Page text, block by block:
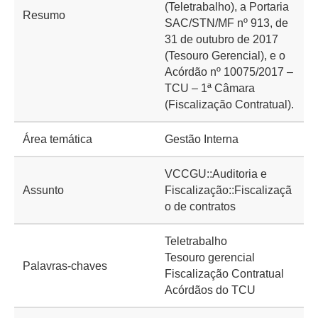
Resumo
(Teletrabalho), a Portaria
SAC/STN/MF nº 913, de
31 de outubro de 2017
(Tesouro Gerencial), e o
Acórdão nº 10075/2017 –
TCU – 1ª Câmara
(Fiscalização Contratual).
Área temática Gestão Interna
Assunto
VCCGU::Auditoria e
Fiscalização::Fiscalizaçã
o de contratos
Palavras-chaves
Teletrabalho
Tesouro gerencial
Fiscalização Contratual
Acórdãos do TCU